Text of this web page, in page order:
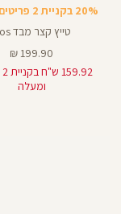
20% בקניית 2 פריטים ומעלה
טייץ קצר מבד ilios
מחיר
מוצר
199.90 ₪
ומעלה